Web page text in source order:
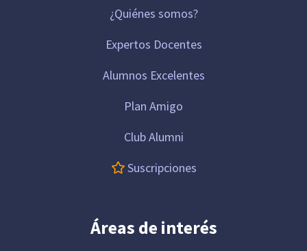
¿Quiénes somos?
Expertos Docentes
Alumnos Excelentes
Plan Amigo
Club Alumni
Suscripciones
Áreas de interés